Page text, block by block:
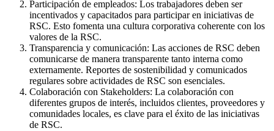
Participación de empleados: Los trabajadores deben ser
incentivados y capacitados para participar en iniciativas de
RSC. Esto fomenta una cultura corporativa coherente con los
valores de la RSC.
Transparencia y comunicación: Las acciones de RSC deben
comunicarse de manera transparente tanto interna como
externamente. Reportes de sostenibilidad y comunicados
regulares sobre actividades de RSC son esenciales.
Colaboración con Stakeholders: La colaboración con
diferentes grupos de interés, incluidos clientes, proveedores y
comunidades locales, es clave para el éxito de las iniciativas
de RSC.